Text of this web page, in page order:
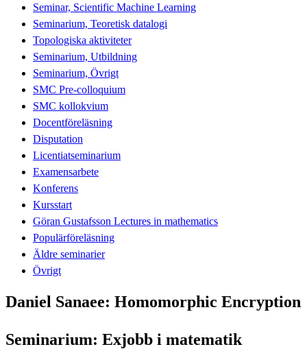
Seminar, Scientific Machine Learning
Seminarium, Teoretisk datalogi
Topologiska aktiviteter
Seminarium, Utbildning
Seminarium, Övrigt
SMC Pre-colloquium
SMC kollokvium
Docentföreläsning
Disputation
Licentiatseminarium
Examensarbete
Konferens
Kursstart
Göran Gustafsson Lectures in mathematics
Populärföreläsning
Äldre seminarier
Övrigt
Daniel Sanaee: Homomorphic Encryption
Seminarium: Exjobb i matematik